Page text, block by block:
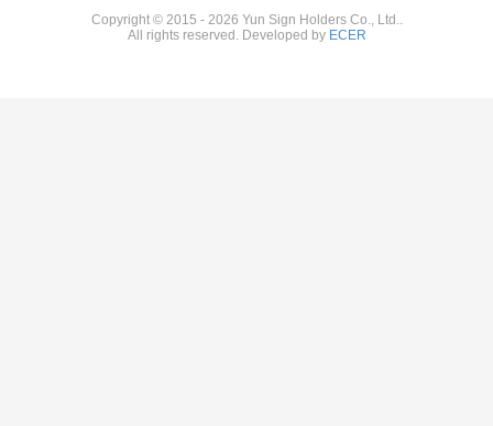
Copyright © 2015 - 2026 Yun Sign Holders Co., Ltd..
All rights reserved. Developed by ECER